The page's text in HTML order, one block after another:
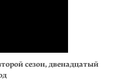
сезон, двенадцатый